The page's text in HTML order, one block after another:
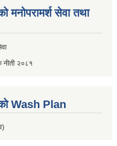
मनोपरामर्श सेवा तथा
नीती २०८१
Wash Plan